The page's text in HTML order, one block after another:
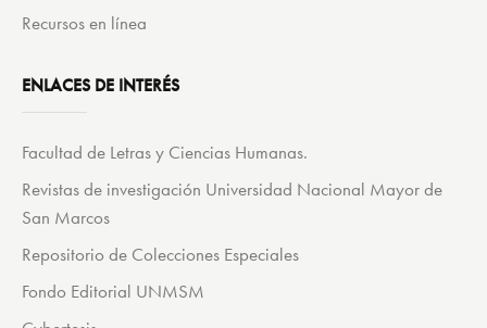
Recursos en línea
ENLACES DE INTERÉS
Facultad de Letras y Ciencias Humanas.
Revistas de investigación Universidad Nacional Mayor de
San Marcos
Repositorio de Colecciones Especiales
Fondo Editorial UNMSM